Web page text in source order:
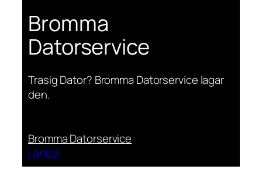
Bromma
Datorservice
Trasig Dator? Bromma Datorservice lagar
den.
Bromma Datorservice
Länkar